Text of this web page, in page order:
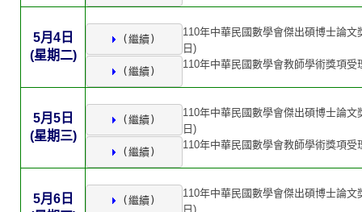
5月4日
(星期二)
(繼續)
110年中華民國數學會傑出碩博士論文
日)
(繼續)
110年中華民國數學會教師學術獎項受
5月5日
(星期三)
(繼續)
110年中華民國數學會傑出碩博士論文
日)
(繼續)
110年中華民國數學會教師學術獎項受
5月6日
(繼續)
110年中華民國數學會傑出碩博士論文
日)